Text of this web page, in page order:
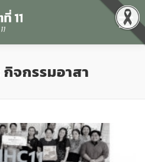
Menu
คุณธรรมและความโปร่งใส
กิจกรรมอาสา